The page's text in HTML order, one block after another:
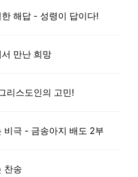
해답 - 성령이 답이다!
만난 희망
리스도인의 고민!
비극 - 금송아지 배도 2부
찬송